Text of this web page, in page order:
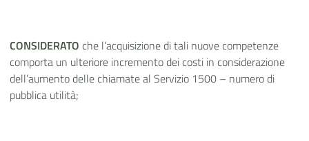
CONSIDERATO che l’acquisizione di tali nuove competenze
comporta un ulteriore incremento dei costi in considerazione
dell’aumento delle chiamate al Servizio 1500 – numero di
pubblica utilità;